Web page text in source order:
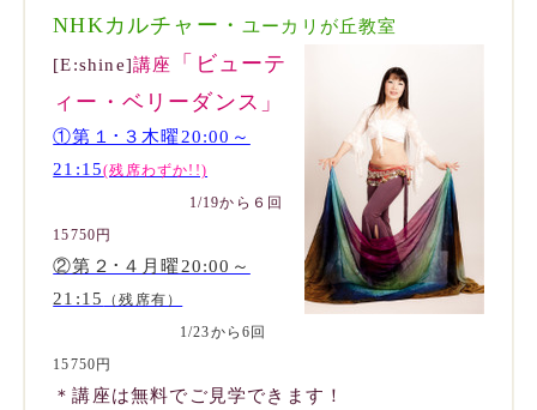
NHKカルチャー・ユーカリが丘教室
[E:shine]講座
「ビューテ
ィー・ベリーダンス」
①第１･３木曜20:00～
21:15(残席わずか!!)
1/19から６回
15750円
②第２･４月曜20:00～
21:15
（残席有）
1/23から6回
15750円
＊講座は無料でご見学できます！